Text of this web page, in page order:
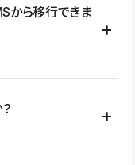
採用サイト、ブロ
紹介サイト、ポートフ
から移行できま
整理したうえで、
の場合は、